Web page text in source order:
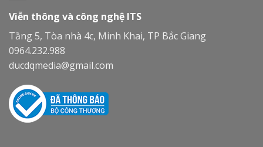
Viễn thông và công nghệ ITS
Tầng 5, Tòa nhà 4c, Minh Khai, TP Bắc Giang
0964.232.988
ducdqmedia@gmail.com